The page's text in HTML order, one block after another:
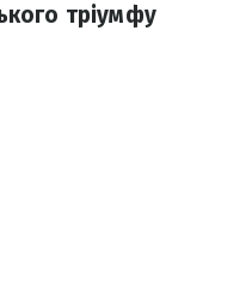
тріумфу